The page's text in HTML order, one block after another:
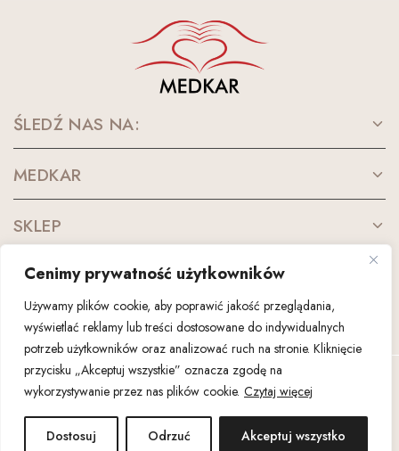
Cenimy prywatność użytkowników
Używamy plików cookie, aby poprawić jakość przeglądania,
wyświetlać reklamy lub treści dostosowane do indywidualnych
potrzeb użytkowników oraz analizować ruch na stronie. Kliknięcie
przycisku „Akceptuj wszystkie” oznacza zgodę na
wykorzystywanie przez nas plików cookie. Czytaj więcej
Dostosuj Odrzuć Akceptuj wszystko
ŚLEDŹ NAS NA:
MEDKAR
SKLEP
KONTAKT
MEDKAR © 2026. Wszelkie prawa do treści zastrzeżone.